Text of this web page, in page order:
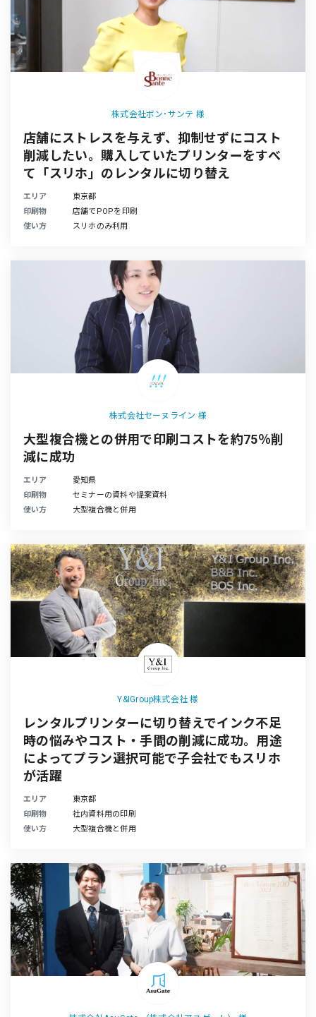
株式会社ボン･サンテ 様
店舗にストレスを与えず、抑制せずにコスト
削減したい。購入していたプリンターをすべ
て「スリホ」のレンタルに切り替え
エリア
東京都
印刷物
店舗でPOPを印刷
使い方
スリホのみ利用
株式会社セーヌライン 様
大型複合機との併用で印刷コストを約75％削
減に成功
エリア
愛知県
印刷物
セミナーの資料や提案資料
使い方
大型複合機と併用
Y&IGroup株式会社 様
レンタルプリンターに切り替えでインク不足
時の悩みやコスト・手間の削減に成功。用途
によってプラン選択可能で子会社でもスリホ
が活躍
エリア
東京都
印刷物
社内資料用の印刷
使い方
大型複合機と併用